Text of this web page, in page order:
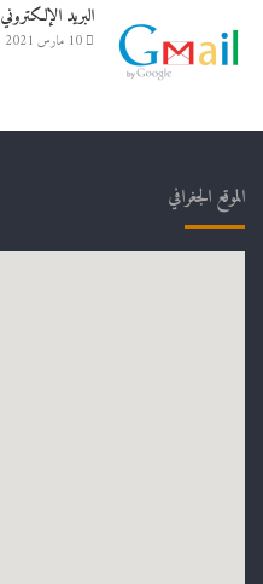
البريد الإلكتروني
10 مارس 2021
الموقع الجغرافي